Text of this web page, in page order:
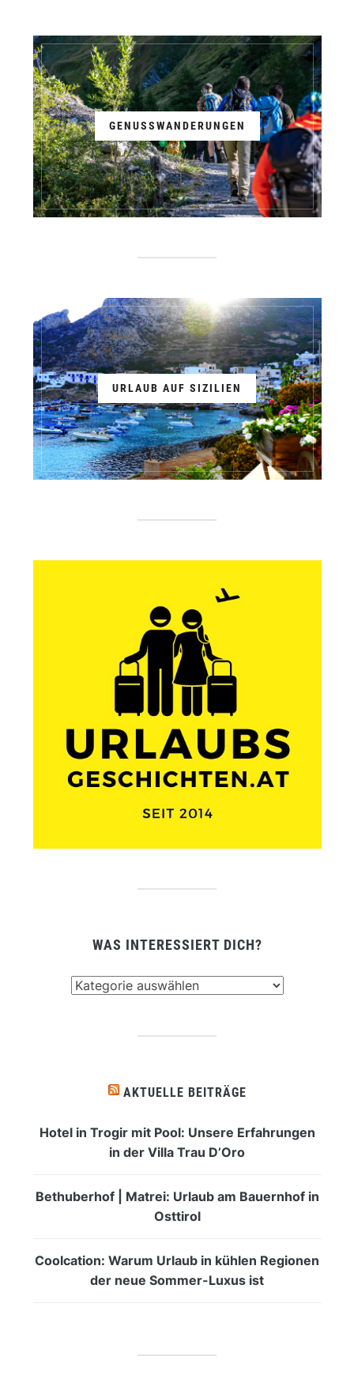
GENUSSWANDERUNGEN
URLAUB AUF SIZILIEN
WAS INTERESSIERT DICH?
AKTUELLE BEITRÄGE
Hotel in Trogir mit Pool: Unsere Erfahrungen
in der Villa Trau D’Oro
Bethuberhof | Matrei: Urlaub am Bauernhof in
Osttirol
Coolcation: Warum Urlaub in kühlen Regionen
der neue Sommer-Luxus ist